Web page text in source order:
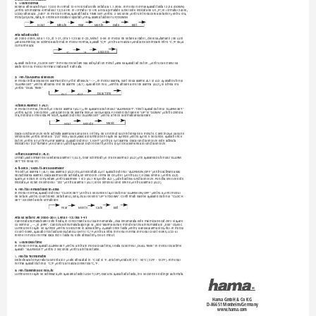
1. Modul normal
Ecranul aﬁ seaza timpul 12.00 in format 12-ore si data este setata la 1.1.2006. In modul normal apasati tasta 12/24 (DOWN)
pentru schimbarea formatului 12/24 ore. In formatul 12 ore a doua jumatate a zilei este indicata de un „P“, In formatul 24ore,
LCDul aﬁ seaza „24hr“. In modul normal, apasati tasta TIME SET pentru 2 secunde pentru introducerea setarilor pentru ora,
minut,an,luna, data, in ordinea indicata si ajustati prin apasarea tastelor UP/DOWM.
Aria setarii datei:
An 2000-2099, luna 1-12, Zi 1-31, Ora 1-12 sau 0-23, Minut 0-59. In modul de setare al datei , zilele saptamanii (de Luni
pana Duminica) se schimba automat. In modul normal, apasati °C/°F pentru a realiza operatia de schimbare intre °C/°F dupa
cum urmeaza:
Apasati butonul „CLOCK SET” in modul de setare sau asteptati un minut pana sa apasati alt buton , pentru ca ecranul sa
arate din nou modul normal si data sa ﬁ e aﬁ sata.
2. Functia Alarma si snooze
In modul initial ceasul de alarma este oprit si aﬁ seaza “--:--„. In modul alarma, sunt doua alarme AL1 si Al2. Apasati butonul
“ALARM SET” pentru aﬁ sarea orei de alarme (AL1). Apasati din nou , pemtru aﬁ sarea orei de alarma (AL2), si a treia ora
pentru “DUAL TIME”
Setarea Alarmei 1 (AL1)
In modul normal , treceti pe ora de alarma 1(AL1) prin apasarea butonului “ALARM SET”. Tineti apasat butonul “ALARM SET”
pentru aprox. 3 secunde , pana cand ora de alarma incepe sa clipeasca. Folosind butoanele “UP” si “DOWN” puteti schimba
ora, minutul si melodia.Pe scurt, apasati butonul “ALARM SET” pentru a trece la urmatoarea valoare .
Daca functia snooze este activata alarma va suna de 5 ori timp de un minut la un interval de 5 minute. Cand incepe sa sune
simbolurile pentru sirena si “Zzz” incep sa clipeasca si lumina de noapte se aprinde pentru aprox. 5 secunde. Apasati orice
buton pentru a opri temporar alarma . Apasati butonul “LIGHT” pentru a opri alarma. Daca functia snooze este activata
indicatorul “Zzz”ramane pe ecran si puteti apasa un buton diferit pentru a opri de asemenea si functia snooze.
Settarea alarmei 2 (AL2)
Urmati pasii similari de la setarea alarmei 1 (AL1), doar schimbati pe ora de alarma 2 (AL2) prin apasarea butonului “ALARM
SET” de doua ori.
Activarea / dezactivarea alarmelor
Treceti pe alarma 1 (AL1) sau alarma 2 (AL2) dupa necesitati. Apoi apasati butonul “ALARM ON/OFF” pentru activarea sau
dezactivarea alarmei. Daca alarma este activata, un simbol in forma de clopotel (pentru AL1) si/sau sirena (pentru AL2)
apare pe ecran. In completare pentru alarmele 1 si 2 (AL1 respectiv AL2 ), puteti activa functia snooze. Functia snooze este
indicata pe ecran de simbolul “Zzz” pentru alarma 1 (AL1) si de simbolul unei sirene pentru alarma 2 (AL2).
3. Functia Numaratoare inversa
In modul normal, apasati butonul “CLOCK SET” pentru 3 secunde si apoi butonul “ALARM ON/OFF” pentru a porni modul
de setare pentru countdown. Setati anul, luna, ziua folosind “UP” si“DOWN”. Conﬁ rmati valorile apasand butonul “CLOCK
SET“. Secventa este urmatoare:
Aria de setare: An 2000-2099, Luna 1-12 Ziua 1-31
Cand data numaratoarei este ﬁ xata, in concordanta cu ziua innumarata , ziua innumarata este mai mica decat zero si apare
cu semnul „---„ si „ERR“. Cand ziua innumarata ajunge la „000“ alarma suna 5 minute iar ziua innumarata si „000“ clipesc.
Lumina de noapte se aprinde pentru 5 secunde in acelasi timp. Apasati orice tasta pentru a anula alarma si clipitul. In modul
Count-down, apasati orice tasta exceptand LIGHT si °C/°F pentru a intra in modul normal.In modul count-down, LCD-ul
revine in modul normal daca nici o tasta nu este atinsa timp de un minut.
4. Modul Dual time
In modul normal, apasati ALARM SET pentru a intra in modul Dual time, odata cu semnul „DUAL TIME“. In modul Dual time
apasati “ALARM SET” pentru 2 secunde pentru a intra setarile.
5. Functia Termometru
Detecteaza temperatura curenta si o poate aﬁ sa atat in °C cat si °F. Aria temperaturii: 0°C - 50°C (32°F - 122°F). In modul
normal apasati butonul °C/°F pentru a realiza conversia °C, °F.
6. Functia lumina de noapte
Lumina de noapte se activeaza prin apasarea tastei LIGHT (UP). Daca nu apasati alta tasta, in 5 secunde se stinge automata.
Hour Minute Year Month Date Exit
°C °F second
Hour Minute Music
Year Month Cate Exit
AL1 AL2 Dual Time
Hama GmbH & Co KG
D-86651 Monheim/Germany
www.hama.com